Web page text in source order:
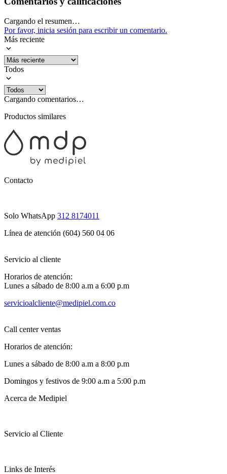
Cargando el resumen…
Por favor, inicia sesión para escribir un comentario.
Más reciente
Todos
Cargando comentarios…
Productos similares
Contacto
Solo WhatsApp 312 8174011
Línea de atención (604) 560 04 06
Servicio al cliente
Horarios de atención:
Lunes a sábado de 8:00 a.m a 6:00 p.m
servicioalcliente@medipiel.com.co
Call center ventas
Horarios de atención:
Lunes a sábado de 8:00 a.m a 8:00 p.m
Domingos y festivos de 9:00 a.m a 5:00 p.m
Acerca de Medipiel
Servicio al Cliente
Links de Interés